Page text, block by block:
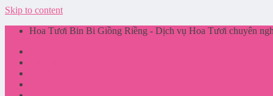
Skip to content
Hoa Tươi Bin Bi Giồng Riềng - Dịch vụ Hoa Tươi chuyên